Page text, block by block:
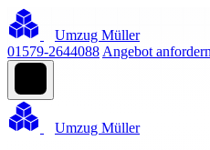
Umzug Müller
01579-2644088 Angebot anfordern
Umzug Müller